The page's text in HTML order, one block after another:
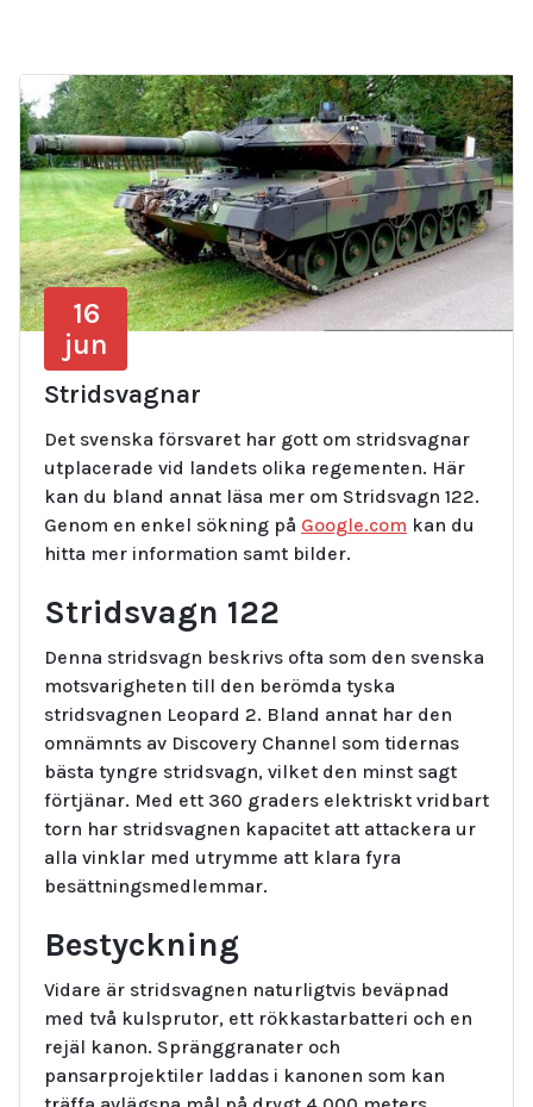
16
jun
Stridsvagnar
Det svenska försvaret har gott om stridsvagnar
utplacerade vid landets olika regementen. Här
kan du bland annat läsa mer om Stridsvagn 122.
Genom en enkel sökning på Google.com kan du
hitta mer information samt bilder.
Stridsvagn 122
Denna stridsvagn beskrivs ofta som den svenska
motsvarigheten till den berömda tyska
stridsvagnen Leopard 2. Bland annat har den
omnämnts av Discovery Channel som tidernas
bästa tyngre stridsvagn, vilket den minst sagt
förtjänar. Med ett 360 graders elektriskt vridbart
torn har stridsvagnen kapacitet att attackera ur
alla vinklar med utrymme att klara fyra
besättningsmedlemmar.
Bestyckning
Vidare är stridsvagnen naturligtvis beväpnad
med två kulsprutor, ett rökkastarbatteri och en
rejäl kanon. Spränggranater och
pansarprojektiler laddas i kanonen som kan